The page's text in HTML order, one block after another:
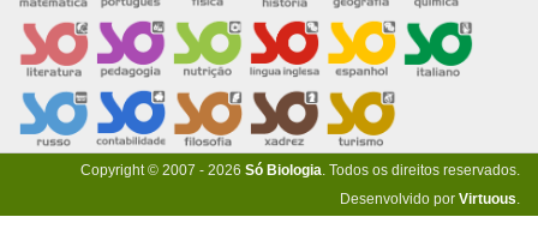
Copyright © 2007 - 2026 Só Biologia. Todos os direitos reservados.
Desenvolvido por Virtuous.